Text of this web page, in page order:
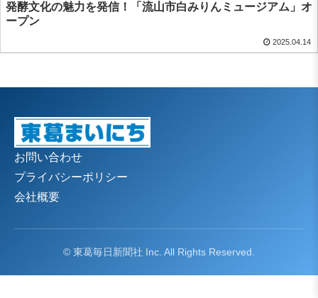
発酵文化の魅力を発信！「流山市白みりんミュージアム」オ
ープン
2025.04.14
お問い合わせ
プライバシーポリシー
会社概要
© 東葛毎日新聞社 Inc. All Rights Reserved.